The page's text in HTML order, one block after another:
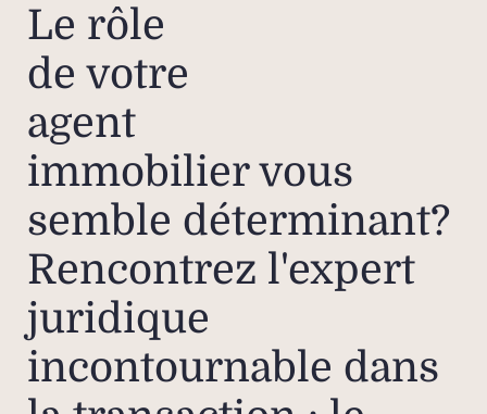
Le rôle
de votre
agent
immobilier vous
semble déterminant?
Rencontrez l'expert
juridique
incontournable dans